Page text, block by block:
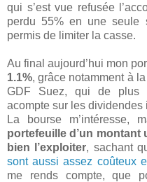
qui s’est vue refusée
perdu 55% en une seule
permis de limiter la casse.
Au final aujourd’hui mon
1.1%, grâce notamment à
GDF Suez, qui de plus
acompte sur les dividendes
La bourse m’intéresse,
portefeuille d’un montant
bien l’exploiter, sachant
sont aussi assez coûteux
me rends compte, que